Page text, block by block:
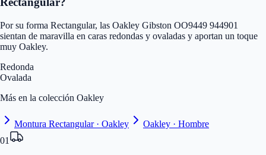
Por su forma Rectangular, las Oakley Gibston OO9449 944901
sientan de maravilla en caras redondas y ovaladas y aportan un toque
muy Oakley.
Redonda
Ovalada
Más en la colección Oakley
Montura Rectangular · Oakley
Oakley · Hombre
01